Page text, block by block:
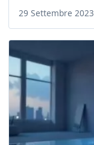
29 Settembre 2023